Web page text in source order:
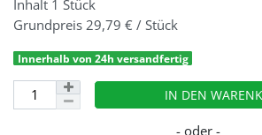
Inhalt 1 Stück
Grundpreis29,79 € / Stück
Innerhalb von 24h versandfertig
IN DEN